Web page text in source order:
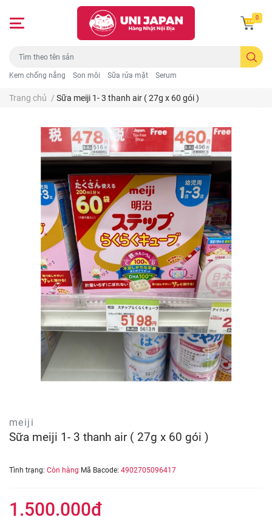
Kem chống nắng Son môi Sữa rửa mặt Serum
0
Trang chủ / Sữa meiji 1- 3 thanh air ( 27g x 60 gói )
meiji
Sữa meiji 1- 3 thanh air ( 27g x 60 gói )
Tình trạng: Còn hàng Mã Bacode: 4902705096417
1.500.000₫